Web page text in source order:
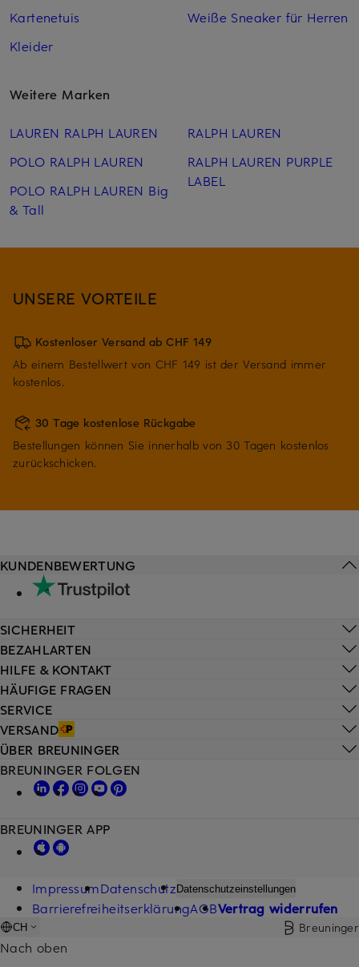
Kartenetuis
Kleider
Weiße Sneaker für Herren
Weitere Marken
LAUREN RALPH LAUREN
POLO RALPH LAUREN
POLO RALPH LAUREN Big
& Tall
RALPH LAUREN
RALPH LAUREN PURPLE
LABEL
UNSERE VORTEILE
Kostenloser Versand ab CHF 149
Ab einem Bestellwert von CHF 149 ist der Versand immer
kostenlos.
30 Tage kostenlose Rückgabe
Bestellungen können Sie innerhalb von 30 Tagen kostenlos
zurückschicken.
HILFE & KONTAKT
HÄUFIGE FRAGEN
SERVICE
VERSAND
KUNDENBEWERTUNG
SICHERHEIT
BEZAHLARTEN
ÜBER BREUNINGER
BREUNINGER FOLGEN
BREUNINGER APP
ImpressumDatenschutzDatenschutzeinstellungen
BarrierefreiheitserklärungAGBVertrag widerrufen
CH Breuninger
Nach oben